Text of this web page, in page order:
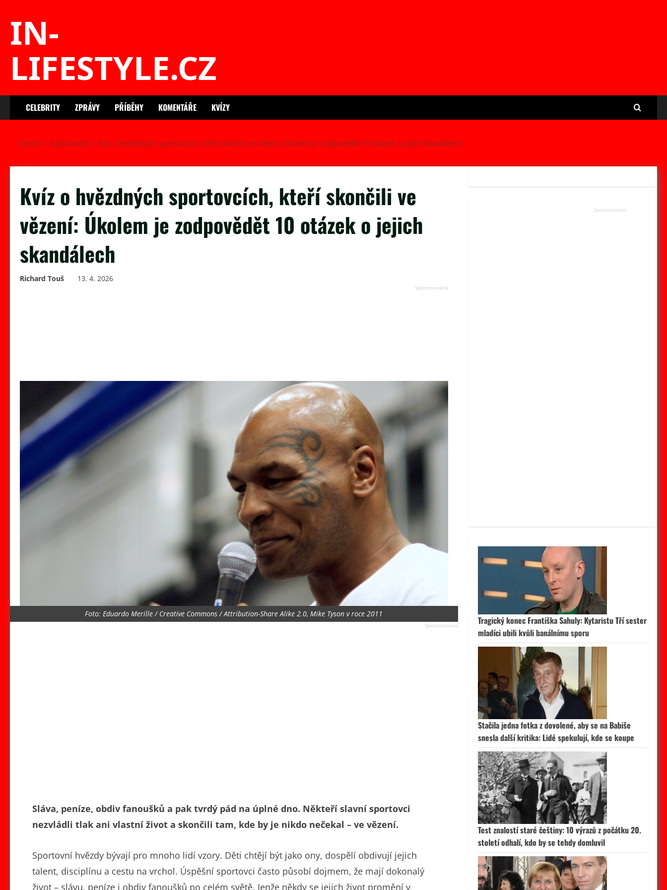
IN-
LIFESTYLE.CZ
CELEBRITY ZPRÁVY PŘÍBĚHY KOMENTÁŘE KVÍZY
Domů Zajímavosti Kvíz o hvězdných sportovcích, kteří skončili ve vězení: Úkolem je zodpovědět 10 otázek o jejich skandálech
Kvíz o hvězdných sportovcích, kteří skončili ve
vězení: Úkolem je zodpovědět 10 otázek o jejich
skandálech
Richard Touš 13. 4. 2026
Foto: Eduardo Merille / Creative Commons / Attribution-Share Alike 2.0, Mike Tyson v roce 2011
Sláva, peníze, obdiv fanoušků a pak tvrdý pád na úplné dno. Někteří slavní sportovci
nezvládli tlak ani vlastní život a skončili tam, kde by je nikdo nečekal – ve vězení.
Sportovní hvězdy bývají pro mnoho lidí vzory. Děti chtějí být jako ony, dospělí obdivují jejich
talent, disciplínu a cestu na vrchol. Úspěšní sportovci často působí dojmem, že mají dokonalý
život – slávu, peníze i obdiv fanoušků po celém světě. Jenže někdy se jejich život promění v
Tragický konec Františka Sahuly: Kytaristu Tří sester
mladíci ubili kvůli banálnímu sporu
Stačila jedna fotka z dovolené, aby se na Babiše
snesla další kritika: Lidé spekulují, kde se koupe
Test znalostí staré češtiny: 10 výrazů z počátku 20.
století odhalí, kdo by se tehdy domluvil